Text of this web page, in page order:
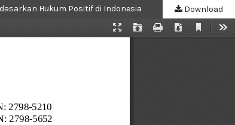
Hukum Positif di Indonesia Download